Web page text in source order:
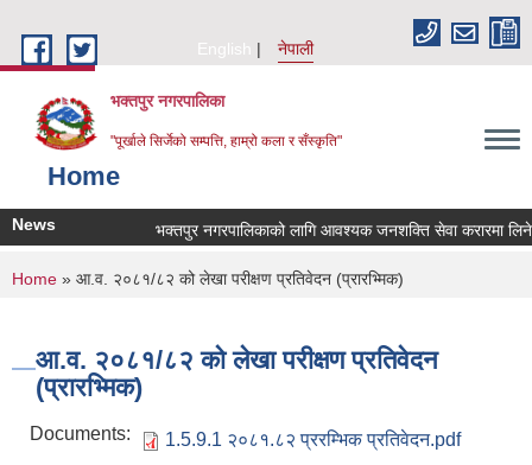
English
नेपाली
भक्तपुर नगरपालिका
"पूर्खाले सिर्जेको सम्पत्ति, हाम्रो कला र सँस्कृति"
Home
News भक्तपुर नगरपालिकाको लागि आवश्यक जनशक्ति सेवा करारमा
You are here
Home » आ.व. २०८१/८२ को लेखा परीक्षण प्रतिवेदन (प्रारभ्मिक)
आ.व. २०८१/८२ को लेखा परीक्षण प्रतिवेदन
(प्रारभ्मिक)
Documents: 1.5.9.1 २०८१.८२ प्ररम्भिक प्रतिवेदन.pdf